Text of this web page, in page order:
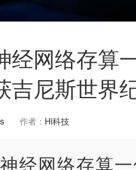
经网络存算
吉尼斯世界
作者： Hi科技
经网络存算